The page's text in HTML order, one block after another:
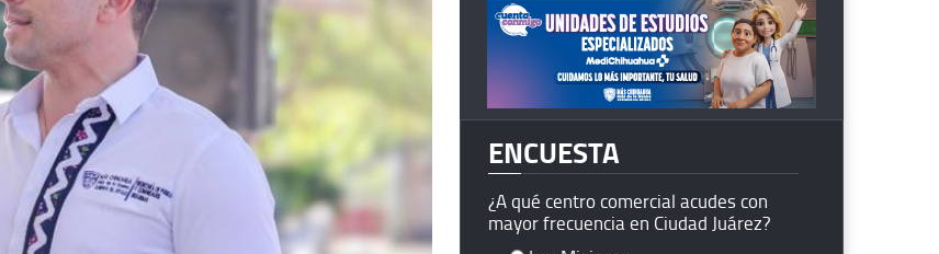
ENCUESTA
¿A qué centro comercial acudes con
mayor frecuencia en Ciudad Juárez?